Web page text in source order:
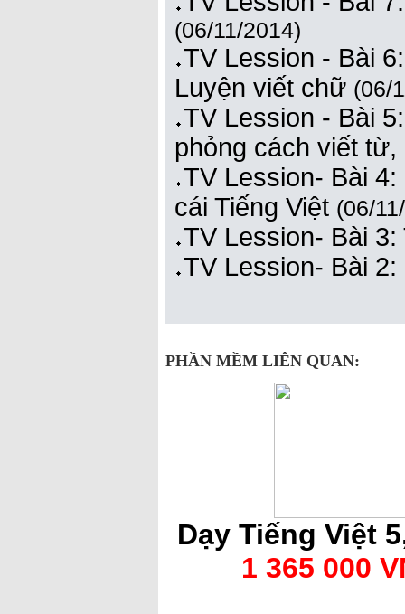
(06/11/2014)
TV Lession - Bài
Luyện viết chữ (06/
TV Lession - Bài
phỏng cách viết
TV Lession- Bài
cái Tiếng Việt (06/
TV Lession- Bài
TV Lession- Bài
PHẦN MỀM LIÊN QUAN:
Dạy Tiếng Việt
1 365 000